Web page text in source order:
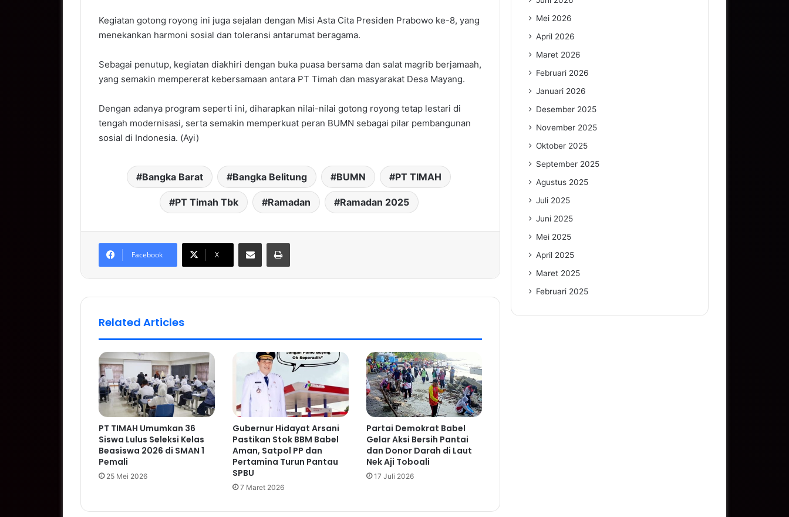
Kegiatan gotong royong ini juga sejalan dengan Misi Asta Cita Presiden Prabowo ke-8, yang
menekankan harmoni sosial dan toleransi antarumat beragama.
Sebagai penutup, kegiatan diakhiri dengan buka puasa bersama dan salat magrib berjamaah,
yang semakin mempererat kebersamaan antara PT Timah dan masyarakat Desa Mayang.
Dengan adanya program seperti ini, diharapkan nilai-nilai gotong royong tetap lestari di
tengah modernisasi, serta semakin memperkuat peran BUMN sebagai pilar pembangunan
sosial di Indonesia. (Ayi)
Bangka Barat Bangka Belitung BUMN PT TIMAH
PT Timah Tbk Ramadan Ramadan 2025
Facebook X
Share via Email Print
Related Articles
PT TIMAH Umumkan 36
Siswa Lulus Seleksi Kelas
Beasiswa 2026 di SMAN 1
Pemali
25 Mei 2026
Gubernur Hidayat Arsani
Pastikan Stok BBM Babel
Aman, Satpol PP dan
Pertamina Turun Pantau
SPBU
7 Maret 2026
Partai Demokrat Babel
Gelar Aksi Bersih Pantai
dan Donor Darah di Laut
Nek Aji Toboali
17 Juli 2026
Mei 2026
April 2026
Maret 2026
Februari 2026
Januari 2026
Desember 2025
November 2025
Oktober 2025
September 2025
Agustus 2025
Juli 2025
Juni 2025
Mei 2025
April 2025
Maret 2025
Februari 2025